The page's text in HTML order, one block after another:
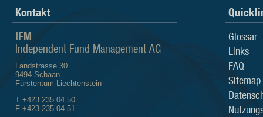
Kontakt
IFM
Independent Fund Management AG
Landstrasse 30
9494 Schaan
Fürstentum Liechtenstein
T +423 235 04 50
F +423 235 04 51
Glossar
Links
FAQ
Sitemap